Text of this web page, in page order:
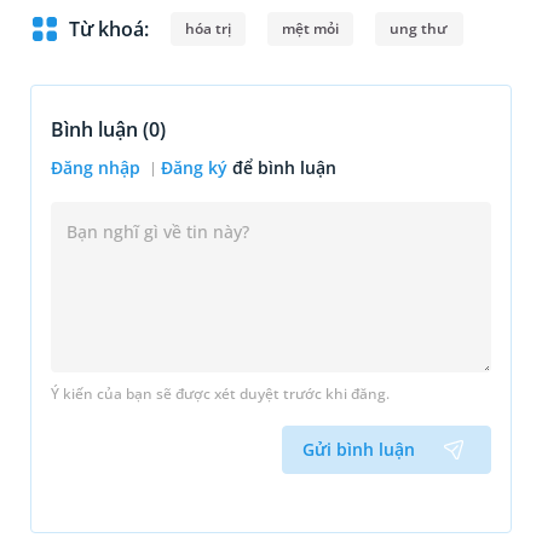
Từ khoá: hóa trị mệt mỏi ung thư
Bình luận (0)
Đăng nhập Đăng ký để bình luận
Ý kiến của bạn sẽ được xét duyệt trước khi đăng.
Gửi bình luận